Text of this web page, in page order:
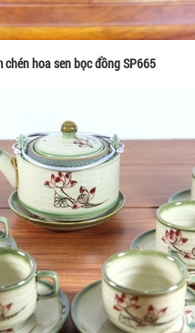
chén hoa sen bọc đồng SP665